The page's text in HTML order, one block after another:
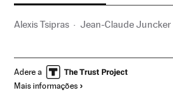
Alexis Tsipras Jean-Claude Juncker
Organizações internacionais
Adere a
Mais informações